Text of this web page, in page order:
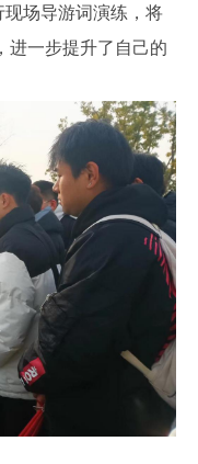
场导游词演练，将
进一步提升了自己的